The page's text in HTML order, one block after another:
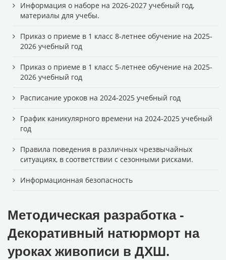
Информация о наборе на 2026-2027 учебный год,
материалы для учебы.
Приказ о приеме в 1 класс 8-летнее обучение на 2025-
2026 учебный год
Приказ о приеме в 1 класс 5-летнее обучение на 2025-
2026 учебный год
Расписание уроков на 2024-2025 учебный год
График каникулярного времени на 2024-2025 учебный
год
Правила поведения в различных чрезвычайных
ситуациях, в соответствии с сезонными рисками.
Информационная безопасность
Методическая разработка -
Декоративный натюрморт на
уроках живописи в ДХШ.